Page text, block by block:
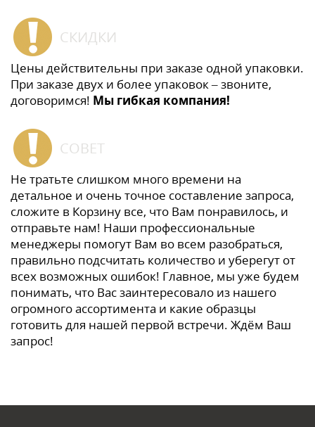
СКИДКИ
Цены действительны при заказе одной упаковки.
При заказе двух и более упаковок – звоните,
договоримся! Мы гибкая компания!
СОВЕТ
Не тратьте слишком много времени на
детальное и очень точное составление запроса,
сложите в Корзину все, что Вам понравилось, и
отправьте нам! Наши профессиональные
менеджеры помогут Вам во всем разобраться,
правильно подсчитать количество и уберегут от
всех возможных ошибок! Главное, мы уже будем
понимать, что Вас заинтересовало из нашего
огромного ассортимента и какие образцы
готовить для нашей первой встречи. Ждём Ваш
запрос!